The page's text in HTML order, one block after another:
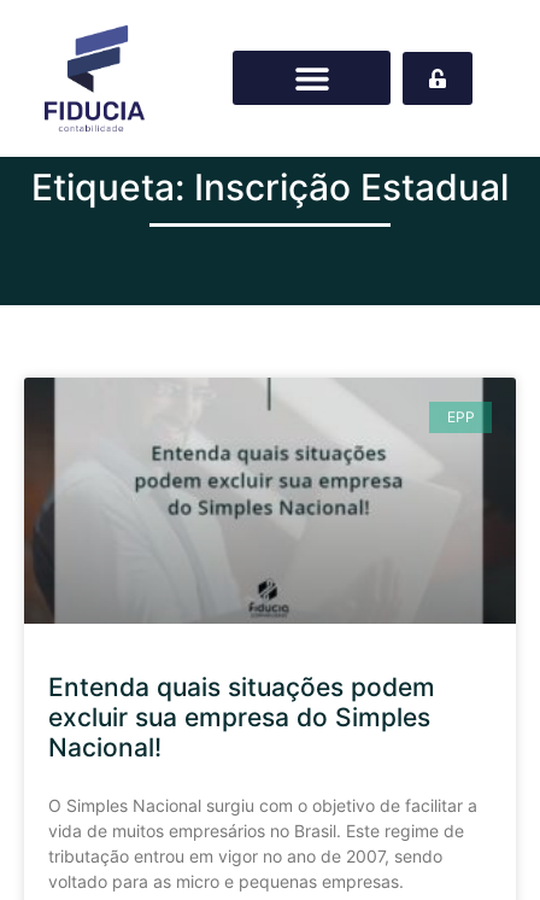
Etiqueta: Inscrição Estadual
EPP
Entenda quais situações podem
excluir sua empresa do Simples
Nacional!
O Simples Nacional surgiu com o objetivo de facilitar a
vida de muitos empresários no Brasil. Este regime de
tributação entrou em vigor no ano de 2007, sendo
voltado para as micro e pequenas empresas.